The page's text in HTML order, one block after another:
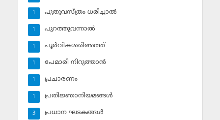
പുതുവസ്ത്രം ധരിച്ചാല്‍
1
പുറത്തുവന്നാല്‍
1
പൂര്‍വികശരീഅത്ത്
1
പേമാരി നിറുത്താന്‍
1
പ്രചാരണം
1
പ്രതിജ്ഞാനിയമങ്ങള്‍
1
പ്രധാന ഘടകങ്ങള്‍
3